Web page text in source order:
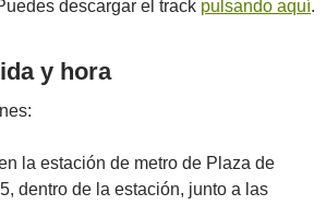
descargar el track pulsando aquí.
y hora
la estación de metro de Plaza de
dentro de la estación, junto a las